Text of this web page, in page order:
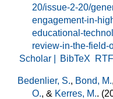
20/issue-2-20/
engagement-in-
educational-
review-in-the-field-
Scholar |
BibTeX RTF
Bedenlier, S., Bond, M.,
O., & Kerres, M..